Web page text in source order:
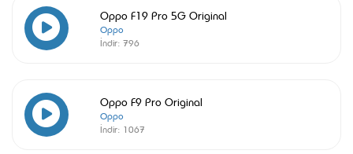
Oppo F19 Pro 5G Original
Oppo
İndir: 796
Oppo F9 Pro Original
Oppo
İndir: 1067